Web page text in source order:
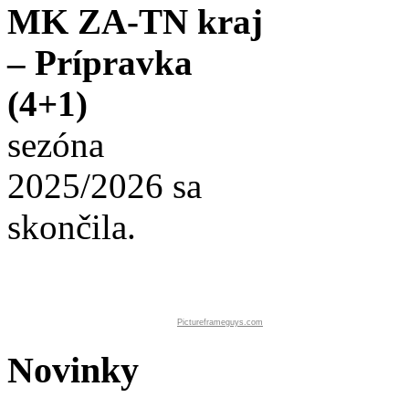
MK ZA-TN kraj
– Prípravka
(4+1)
sezóna
2025/2026 sa
skončila.
Pictureframeguys.com
Novinky